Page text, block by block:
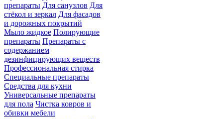
препараты Для санузлов Для
стёкол и зеркал Для фасадов
и дорожных покрытий
Мыло жидкое Полирующие
препараты Препараты с
содержанием
дезинфицирующих веществ
Профессиональная стирка
Специальные препараты
Средства для кухни
Универсальные препараты
для пола Чистка ковров и
обивки мебели